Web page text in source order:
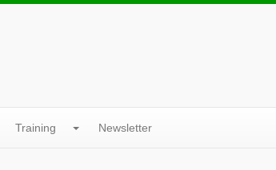
Training Newsletter